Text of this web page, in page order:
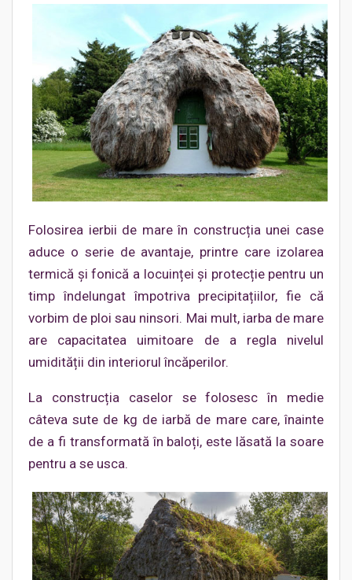
Folosirea ierbii de mare în construcția unei case
aduce o serie de avantaje, printre care izolarea
termică și fonică a locuinței și protecție pentru un
timp îndelungat împotriva precipitațiilor, fie că
vorbim de ploi sau ninsori. Mai mult, iarba de mare
are capacitatea uimitoare de a regla nivelul
umidității din interiorul încăperilor.
La construcția caselor se folosesc în medie
câteva sute de kg de iarbă de mare care, înainte
de a fi transformată în baloți, este lăsată la soare
pentru a se usca.